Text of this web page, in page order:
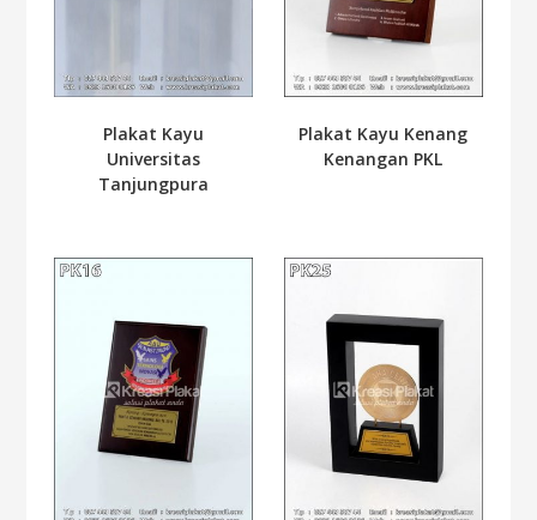
Plakat Kayu
Universitas
Tanjungpura
Plakat Kayu Kenang
Kenangan PKL